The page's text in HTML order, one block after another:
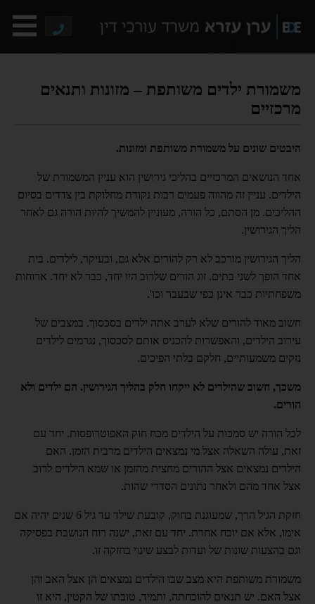
משמורת ילדים משותפת – מזונות ותנאים
מרכזיים
היבטים שונים על משמורת משותפת ומזונות.
אחד הנושאים המרכזיים בהליכי גירושין הוא עניין המשמורת של
הילדים. עניין זה מהווה פעמים רבות נקודת מחלוקת בין צדדים בסיום
ההליכים. מן הסתם, כל הורה, מעוניין להמשיך להיות הורה גם לאחר
הליך הגירושין.
הליך הגירושין מורכב לא רק להורים אלא גם, ובעיקר, לילדים. בית
אחד הופך לשני בתים. זוג הורים שלרוב היו יחד, כבר לא יחד. ארוחות
משפחתיות כבר אינן כפי שבעבר וכו'.
חשוב מאוד להורים שלא לערב אתה ילדים בסכסוך. במצבים של
עירוב הילדים, והאפשרות להכניס אותם לסכסוך, נגרמים לילדים
נזקים משמעותיים, חלקם בלתי הפיכים.
משכך, חשוב שהילדים לא ייקחו חלק בהליך הגירושין. הם ילדים ולא
הורים.
לכל הורה יש סמכות על הילדים מכח חוק האפוטרופסות. יחד עם
זאת, עולה השאלה אצל מי נמצאים הילדים מרבית הזמן. האם
הילדים נמצאים אצל ההורים מחצית מהזמן או שמא הילדים לרוב
אצל אחד מהם ולאחר נתונים הסדרי שהות.
חזקת הגיל הרך, שמעוגנת בחוק, קובעת שילד עד גיל 6 שנים יהיה אם
אימו, אלא אם יוכח אחרת. יחד עם זאת, ישנה רוח הנושבת בפסיקה
וגם בהצעות שונות של ועדות לבצע שינוי בחזקה זו.
משמורת משותפת היא מצב שבו הילדים נמצאים הן אצל האב והן
אצל האם. יש תנאים להוכחתה, ותמיד, טובתו של הקטין, היא זו